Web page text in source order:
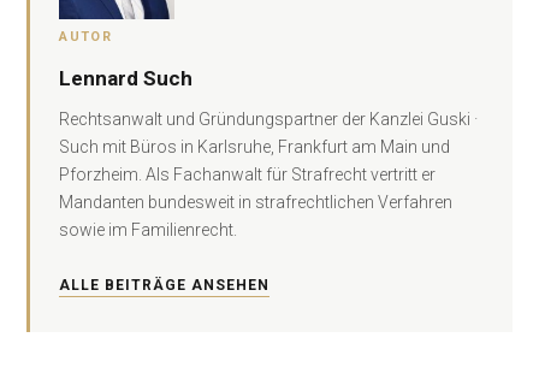
AUTOR
Lennard Such
Rechtsanwalt und Gründungspartner der Kanzlei Guski ·
Such mit Büros in Karlsruhe, Frankfurt am Main und
Pforzheim. Als Fachanwalt für Strafrecht vertritt er
Mandanten bundesweit in strafrechtlichen Verfahren
sowie im Familienrecht.
ALLE BEITRÄGE ANSEHEN